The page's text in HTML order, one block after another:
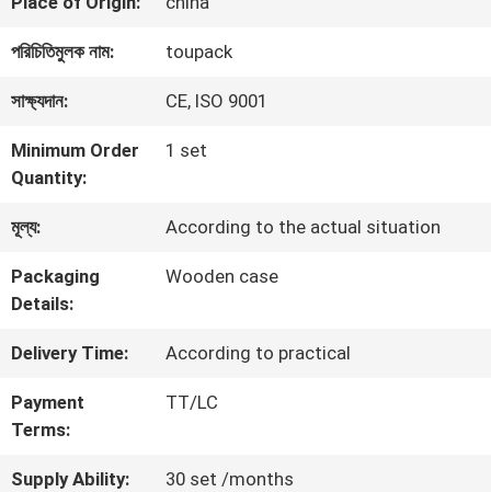
সম্পর্কে
ফ্যাক্টরি
ট্যুর
মান
নিয়ন্ত্রণ
আমাদের
সাথে
যোগাযোগ
পরিচিতিমুলক নাম: toupack
সাক্ষ্যদান: CE, ISO 9001
Minimum Order
Quantity:
1 set
মূল্য: According to the actual situation
Packaging
Details:
Wooden case
Delivery Time: According to practical
Payment
Terms:
TT/LC
Supply Ability: 30 set /months